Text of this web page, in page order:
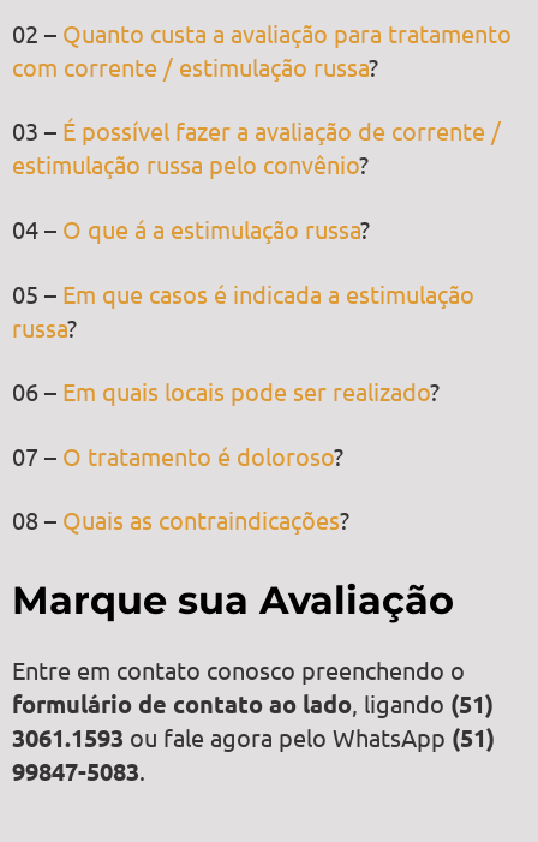
02 – Quanto custa a avaliação para tratamento
com corrente / estimulação russa?
03 – É possível fazer a avaliação de corrente /
estimulação russa pelo convênio?
04 – O que á a estimulação russa?
05 – Em que casos é indicada a estimulação
russa?
06 – Em quais locais pode ser realizado?
07 – O tratamento é doloroso?
08 – Quais as contraindicações?
Marque sua Avaliação
Entre em contato conosco preenchendo o
formulário de contato ao lado, ligando (51)
3061.1593 ou fale agora pelo WhatsApp (51)
99847-5083.